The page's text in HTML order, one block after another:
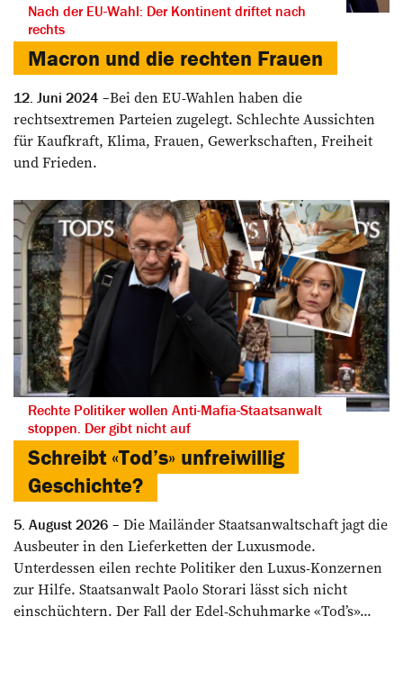
Nach der EU-Wahl: Der Kontinent driftet nach
rechts
Macron und die rechten Frauen
12. Juni 2024
Bei den EU-Wahlen haben die
rechtsextremen Parteien zugelegt. Schlechte Aussichten
für Kaufkraft, Klima, Frauen, Gewerkschaften, Freiheit
und Frieden.
Rechte Politiker wollen Anti-Mafia-Staatsanwalt
stoppen. Der gibt nicht auf
Schreibt «Tod’s» unfreiwillig
Geschichte?
5. August 2026
Die Mailänder Staatsanwaltschaft jagt die
Ausbeuter in den Lieferketten der Luxusmode.
Unterdessen eilen rechte Politiker den Luxus-Konzernen
zur Hilfe. Staatsanwalt Paolo Storari lässt sich nicht
einschüchtern. Der Fall der Edel-Schuhmarke «Tod’s»...